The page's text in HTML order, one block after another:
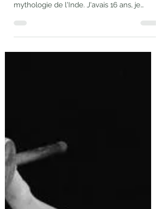
Je vais te raconter le premier contact que
mythologie de l'Inde. J'avais 16 ans, je
débutais alors mes premiers cours de yoga